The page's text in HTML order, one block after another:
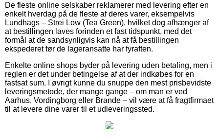
De fleste online selskaber reklamerer med levering efter en
enkelt hverdag på de fleste af deres varer, eksempelvis
Lundhags – Strei Low (Tea Green), hvilket dog afhænger af
at bestillingen laves forinden et fast tidspunkt, med det
formål at de sandsynligvis kan nå at få bestillingen
ekspederet før de lageransatte har fyraften.
Enkelte online shops byder på levering uden betaling, men i
reglen er det under betingelse af at der indkøbes for en
fastsat sum. I øvrigt kunne du snuppe den mest prisbevidste
leveringsmetode, der mange gange – om man er ved
Aarhus, Vordingborg eller Brande – vil være at få fragtfirmaet
til at levere dine varer til et udleveringssted.